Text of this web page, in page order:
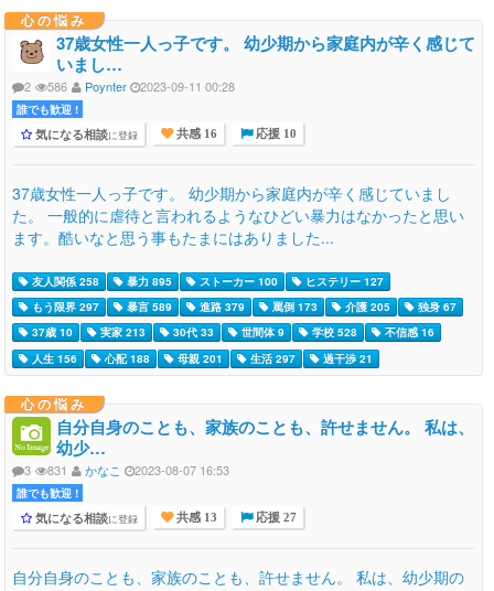
心の悩み
37歳女性一人っ子です。 幼少期から家庭内が辛く感じて
いまし…
2 586 Poynter 2023-09-11 00:28
誰でも歓迎 !
気になる相談に登録 共感 16 応援 10
37歳女性一人っ子です。 幼少期から家庭内が辛く感じていまし
た。 一般的に虐待と言われるようなひどい暴力はなかったと思い
ます。酷いなと思う事もたまにはありました...
友人関係 258 暴力 895 ストーカー 100
ヒステリー 127
もう限界 297
暴言 589 進路 379 罵倒 173 介護 205
独身 67
37歳 10
実家 213 30代 33 世間体 9 学校 528
不信感 16
人生 156
心配 188 母親 201 生活 297 過干渉 21
心の悩み
自分自身のことも、家族のことも、許せません。 私は、
幼少…
3 831 かなこ 2023-08-07 16:53
誰でも歓迎 !
気になる相談に登録 共感 13 応援 27
自分自身のことも、家族のことも、許せません。 私は、幼少期の